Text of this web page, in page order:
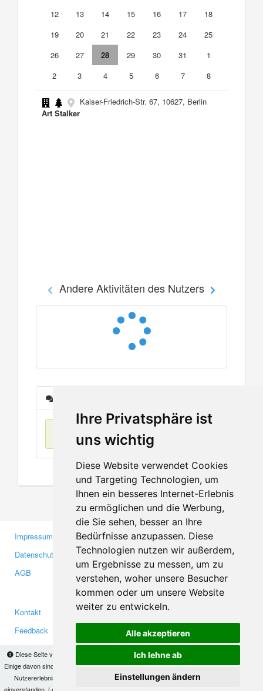
Ihre Privatsphäre ist
uns wichtig
Diese Website verwendet Cookies
und Targeting Technologien, um
Ihnen ein besseres Internet-Erlebnis
zu ermöglichen und die Werbung,
die Sie sehen, besser an Ihre
Bedürfnisse anzupassen. Diese
Technologien nutzen wir außerdem,
um Ergebnisse zu messen, um zu
verstehen, woher unsere Besucher
kommen oder um unsere Website
weiter zu entwickeln.
Alle akzeptieren
Ich lehne ab
Einstellungen ändern
Diese Seite verwendet Cookies, um Informationen auf Ihrem Computer zu speichern.
Einige davon sind notwendig, damit unsere Seite funktioniert, andere helfen uns dabei, das
Nutzererlebnis zu verbessern. Mit der Nutzung dieser Seite erklären Sie sich damit
12
13 14 15 16 17
18
19
20 21 22 23 24
25
26
27 28 29 30 31
1
2
3 4 5 6 7 8
Kaiser-Friedrich-Str. 67, 10627, Berlin
Art Stalker
Andere Aktivitäten des Nutzers
Keine Einträge
Impressum
Datenschutzerklärung
AGB
Gewerbetreibende
Investoren
Medien
Kontakt
Feedback
Facebook
Twitter
YouTube
Google+